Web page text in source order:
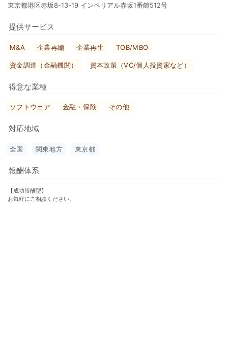
東京都港区赤坂8-13-19 インペリアル赤坂1番館512号
提供サービス
M&A 企業再編 企業再生 TOB/MBO
資金調達（金融機関） 資本政策（VC/個人投資家など）
得意な業種
ソフトウェア 金融・保険 その他
対応地域
全国 関東地方 東京都
報酬体系
【成功報酬型】
お気軽にご相談ください。